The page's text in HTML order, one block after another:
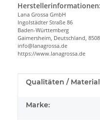
Herstellerinformationen:
Lana Grossa GmbH
Ingolstädter Straße 86
Baden-Württemberg
Gaimersheim, Deutschland,
info@lanagrossa.de
https://www.lanagrossa.de
Produkteigenschaft
Wert
Qualitäten /
Marke: